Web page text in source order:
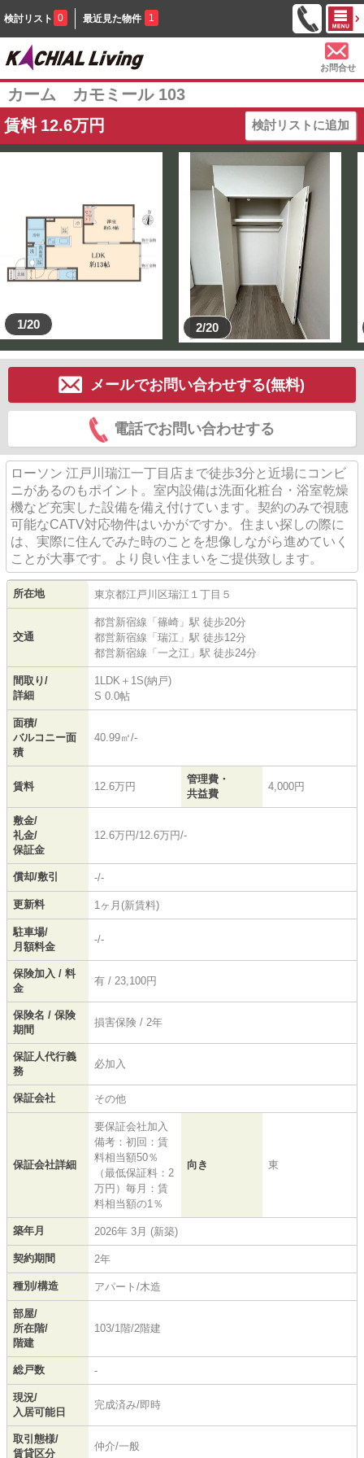
検討リスト 0 最近見た物件 1
お問合せ
カーム カモミール 103
賃料 12.6万円 検討リストに追加
1/20 2/20
メールでお問い合わせする(無料)
電話でお問い合わせする
ローソン 江戸川瑞江一丁目店まで徒歩3分と近場にコンビ
ニがあるのもポイント。室内設備は洗面化粧台・浴室乾燥
機など充実した設備を備え付けています。契約のみで視聴
可能なCATV対応物件はいかがですか。住まい探しの際に
は、実際に住んでみた時のことを想像しながら進めていく
ことが大事です。より良い住まいをご提供致します。
所在地 東京都江戸川区瑞江 １丁目５
交通
都営新宿線 「 篠崎 」駅 徒歩20分
都営新宿線 「 瑞江 」駅 徒歩12分
都営新宿線 「 一之江 」駅 徒歩24分
間取り/
詳細
1LDK＋1S(納戸)
S 0.0帖
面積/
バルコニー面
積
40.99㎡/-
賃料 12.6万円
管理費・
共益費
4,000円
敷金/
礼金/
保証金
12.6万円/12.6万円/-
償却/敷引 -/-
更新料 1ヶ月(新賃料)
駐車場/
月額料金
-/-
保険加入 / 料
金
有 / 23,100円
保険名 / 保険
期間
損害保険 / 2年
保証人代行義
務
必加入
保証会社 その他
保証会社詳細
要保証会社加入
備考：初回：賃
料相当額50％
（最低保証料：2
万円）毎月：賃
料相当額の1％
向き 東
築年月 2026年 3月 (新築)
契約期間 2年
種別/構造 アパート/木造
部屋/
所在階/
階建
103/1階/2階建
総戸数 -
現況/
入居可能日
完成済み/即時
取引態様/
賃貸区分
仲介/一般